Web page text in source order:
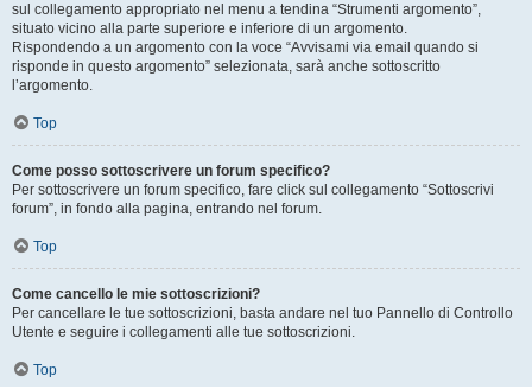
sul collegamento appropriato nel menu a tendina “Strumenti argomento”,
situato vicino alla parte superiore e inferiore di un argomento.
Rispondendo a un argomento con la voce “Avvisami via email quando si
risponde in questo argomento” selezionata, sarà anche sottoscritto
l’argomento.
Top
Come posso sottoscrivere un forum specifico?
Per sottoscrivere un forum specifico, fare click sul collegamento “Sottoscrivi
forum”, in fondo alla pagina, entrando nel forum.
Top
Come cancello le mie sottoscrizioni?
Per cancellare le tue sottoscrizioni, basta andare nel tuo Pannello di Controllo
Utente e seguire i collegamenti alle tue sottoscrizioni.
Top